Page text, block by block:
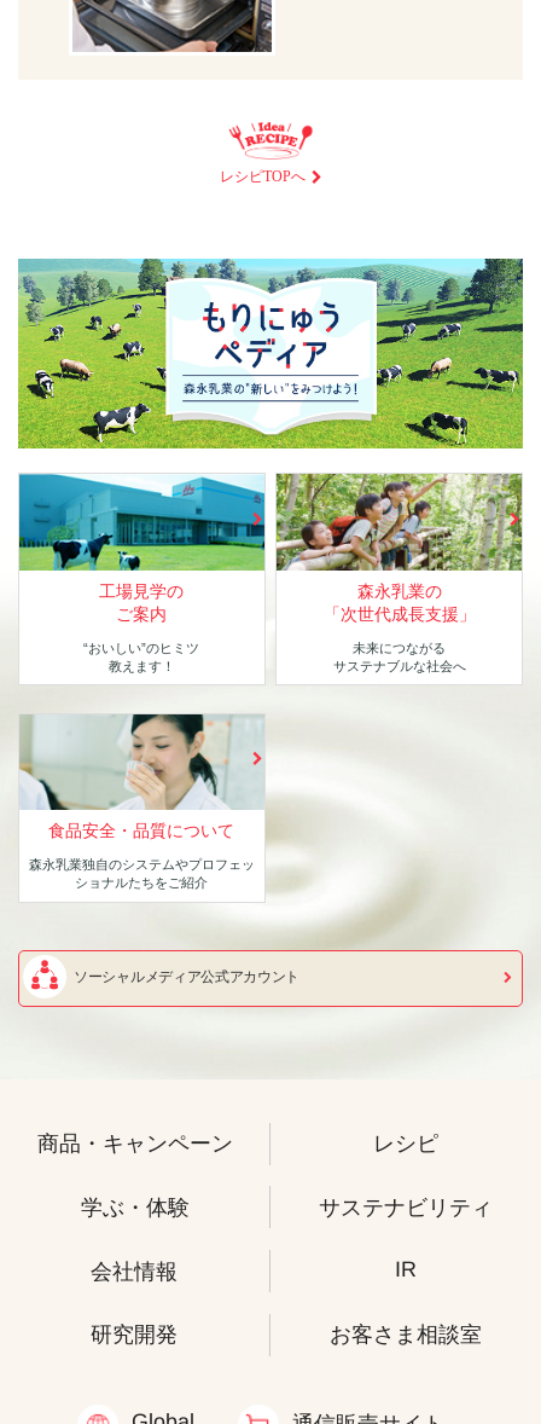
レシピTOPへ
工場見学の
ご案内
“おいしい”のヒミツ
教えます！
森永乳業の
「次世代成長支援」
未来につながる
サステナブルな社会へ
食品安全・品質について
森永乳業独自のシステムやプロフェッ
ショナルたちをご紹介
ソーシャルメディア公式アカウント
商品・キャンペーン レシピ
学ぶ・体験 サステナビリティ
会社情報 IR
研究開発 お客さま相談室